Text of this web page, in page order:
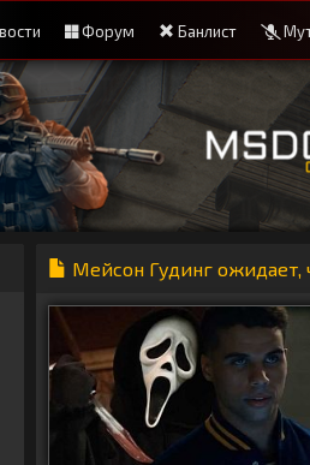
Форум Банлист
Мейсон Гудинг ожидает,